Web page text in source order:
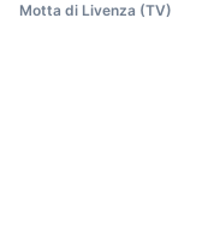
Motta di Livenza (TV)